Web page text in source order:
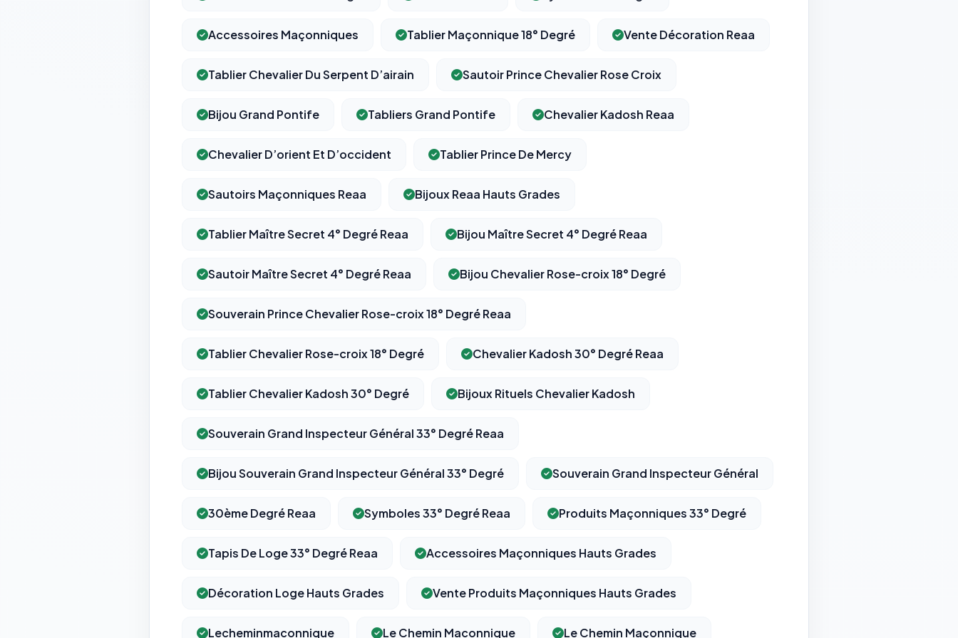
Accessoires Maçonniques Tablier Maçonnique 18° Degré Vente Décoration Reaa
Tablier Chevalier Du Serpent D’airain Sautoir Prince Chevalier Rose Croix
Bijou Grand Pontife Tabliers Grand Pontife Chevalier Kadosh Reaa
Chevalier D’orient Et D’occident Tablier Prince De Mercy
Sautoirs Maçonniques Reaa Bijoux Reaa Hauts Grades
Tablier Maître Secret 4° Degré Reaa Bijou Maître Secret 4° Degré Reaa
Sautoir Maître Secret 4° Degré Reaa Bijou Chevalier Rose-croix 18° Degré
Souverain Prince Chevalier Rose-croix 18° Degré Reaa
Tablier Chevalier Rose-croix 18° Degré Chevalier Kadosh 30° Degré Reaa
Tablier Chevalier Kadosh 30° Degré Bijoux Rituels Chevalier Kadosh
Souverain Grand Inspecteur Général 33° Degré Reaa
Bijou Souverain Grand Inspecteur Général 33° Degré Souverain Grand Inspecteur Général
30ème Degré Reaa Symboles 33° Degré Reaa Produits Maçonniques 33° Degré
Tapis De Loge 33° Degré Reaa Accessoires Maçonniques Hauts Grades
Décoration Loge Hauts Grades Vente Produits Maçonniques Hauts Grades
Lecheminmaconnique Le Chemin Maconnique Le Chemin Maçonnique